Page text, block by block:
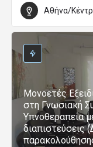
Αθήνα/
Μονοετές
στη Γνωσιακή
Υπνοθεραπεία
διαπιστεύσεις